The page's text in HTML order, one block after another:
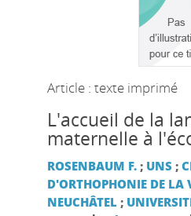
Article : texte imprimé
L'accueil de la
maternelle à
ROSENBAUM F.; UNS;
D'ORTHOPHONIE DE LA
NEUCHÂTEL;